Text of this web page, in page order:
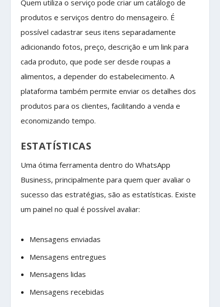
Quem utiliza o serviço pode criar um catálogo de
produtos e serviços dentro do mensageiro. É
possível cadastrar seus itens separadamente
adicionando fotos, preço, descrição e um link para
cada produto, que pode ser desde roupas a
alimentos, a depender do estabelecimento. A
plataforma também permite enviar os detalhes dos
produtos para os clientes, facilitando a venda e
economizando tempo.
ESTATÍSTICAS
Uma ótima ferramenta dentro do WhatsApp
Business, principalmente para quem quer avaliar o
sucesso das estratégias, são as estatísticas. Existe
um painel no qual é possível avaliar:
Mensagens enviadas
Mensagens entregues
Mensagens lidas
Mensagens recebidas